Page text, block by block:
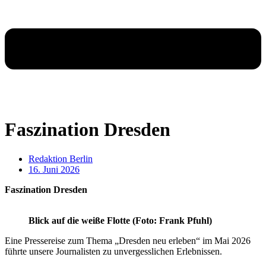
Faszination Dresden
Redaktion Berlin
16. Juni 2026
Faszination Dresden
Blick auf die weiße Flotte (Foto: Frank Pfuhl)
Eine Pressereise zum Thema „Dresden neu erleben“ im Mai 2026
führte unsere Journalisten zu unvergesslichen Erlebnissen.